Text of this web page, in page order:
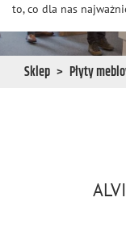
to, co dla nas
Sklep Płyty